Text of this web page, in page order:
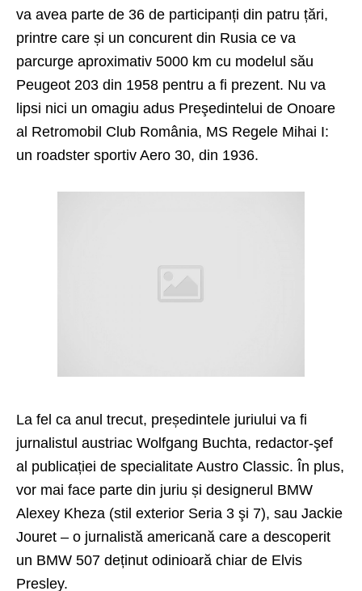
va avea parte de 36 de participanți din patru țări,
printre care și un concurent din Rusia ce va
parcurge aproximativ 5000 km cu modelul său
Peugeot 203 din 1958 pentru a fi prezent. Nu va
lipsi nici un omagiu adus Preşedintelui de Onoare
al Retromobil Club România, MS Regele Mihai I:
un roadster sportiv Aero 30, din 1936.
La fel ca anul trecut, președintele juriului va fi
jurnalistul austriac Wolfgang Buchta, redactor-şef
al publicației de specialitate Austro Classic. În plus,
vor mai face parte din juriu și designerul BMW
Alexey Kheza (stil exterior Seria 3 şi 7), sau Jackie
Jouret – o jurnalistă americană care a descoperit
un BMW 507 deținut odinioară chiar de Elvis
Presley.